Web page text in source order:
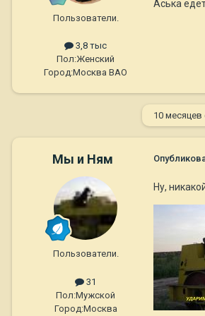
Пользователи.
3,8 тыс
Пол:Женский
Город:Москва ВАО
Аська
10 месяцев
Мы и Ням
Пользователи.
31
Пол:Мужской
Город:Москва
Ну,